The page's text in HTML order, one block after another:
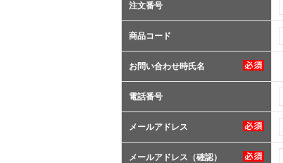
注文番号
商品コード
お問い合わせ時氏名
電話番号
メールアドレス
メールアドレス（確認）